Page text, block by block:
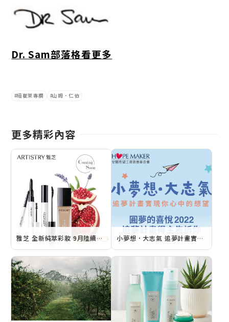
Dr. Sam部落格看更多
紐崔萊專欄 山姆．仁伯
更多精彩內容
雅芝 全新純萃彩妝 9月陸續登場 小夢想．大志氣 追夢計畫實現你心中的想望